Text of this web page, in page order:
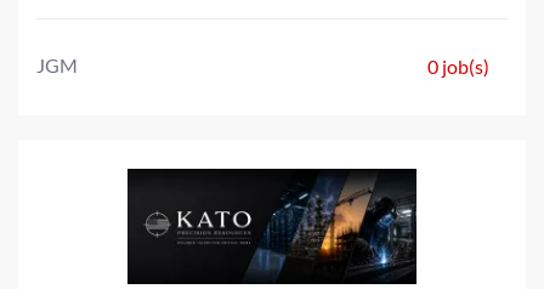
JGM 0 job(s)